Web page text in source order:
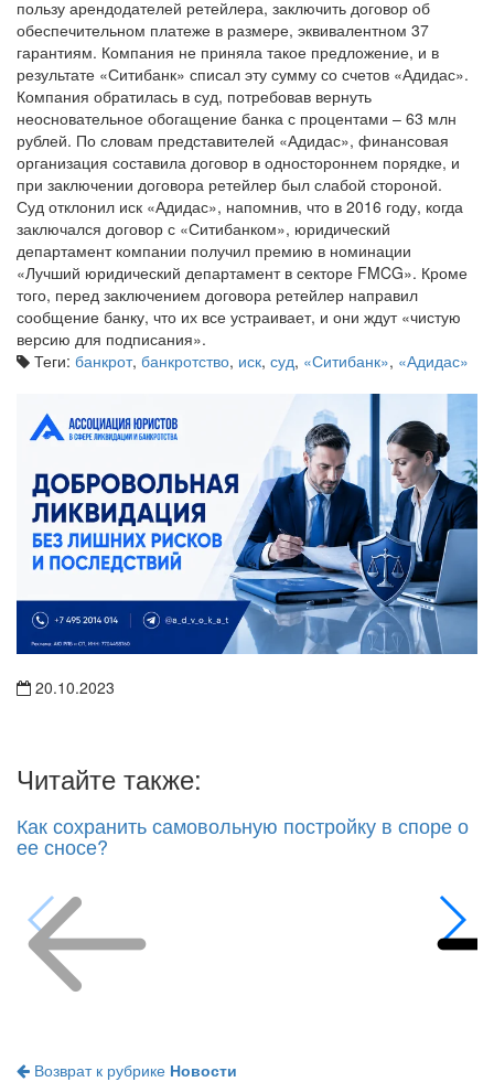
пользу арендодателей ретейлера, заключить договор об
обеспечительном платеже в размере, эквивалентном 37
гарантиям. Компания не приняла такое предложение, и в
результате «Ситибанк» списал эту сумму со счетов «Адидас».
Компания обратилась в суд, потребовав вернуть
неосновательное обогащение банка с процентами – 63 млн
рублей. По словам представителей «Адидас», финансовая
организация составила договор в одностороннем порядке, и
при заключении договора ретейлер был слабой стороной.
Суд отклонил иск «Адидас», напомнив, что в 2016 году, когда
заключался договор с «Ситибанком», юридический
департамент компании получил премию в номинации
«Лучший юридический департамент в секторе FMCG». Кроме
того, перед заключением договора ретейлер направил
сообщение банку, что их все устраивает, и они ждут «чистую
версию для подписания».
Теги: банкрот, банкротство, иск, суд, «Ситибанк», «Адидас»
20.10.2023
Читайте также:
Как сохранить самовольную постройку в споре о
ее сносе?
Возврат к рубрике Новости